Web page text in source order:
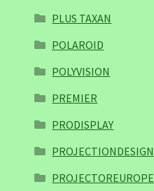
PLUS TAXAN
POLAROID
POLYVISION
PREMIER
PRODISPLAY
PROJECTIONDESIGN
PROJECTOREUROPE